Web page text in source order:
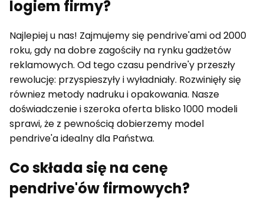
logiem firmy?
Najlepiej u nas! Zajmujemy się pendrive'ami od 2000
roku, gdy na dobre zagościły na rynku gadżetów
reklamowych. Od tego czasu pendrive'y przeszły
rewolucję: przyspieszyły i wyładniały. Rozwinięły się
równiez metody nadruku i opakowania. Nasze
doświadczenie i szeroka oferta blisko 1000 modeli
sprawi, że z pewnością dobierzemy model
pendrive'a idealny dla Państwa.
Co składa się na cenę
pendrive'ów firmowych?